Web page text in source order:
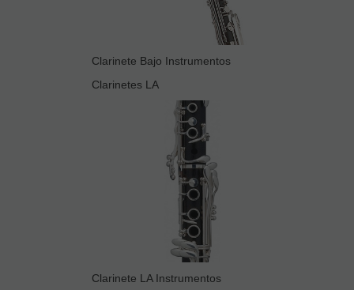
Clarinete Bajo Instrumentos
Clarinetes LA
Clarinete LA Instrumentos